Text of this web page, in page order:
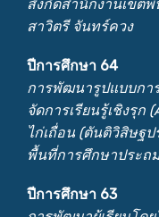
สังกัดสำนักงานเขต
สาวิตรี จันทร์ควง
ปีการศึกษา 64
การพัฒนารูปแบบกา
จัดการเรียนรู้เชิงรุก
ไก่เถื่อน (ตันติวิสิษฐ
พื้นที่การศึกษาประถ
ปีการศึกษา 63